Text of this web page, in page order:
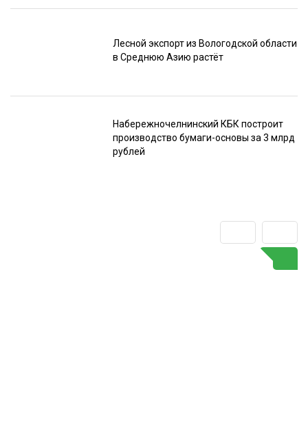
Лесной экспорт из Вологодской области
в Среднюю Азию растёт
Набережночелнинский КБК построит
производство бумаги-основы за 3 млрд
рублей